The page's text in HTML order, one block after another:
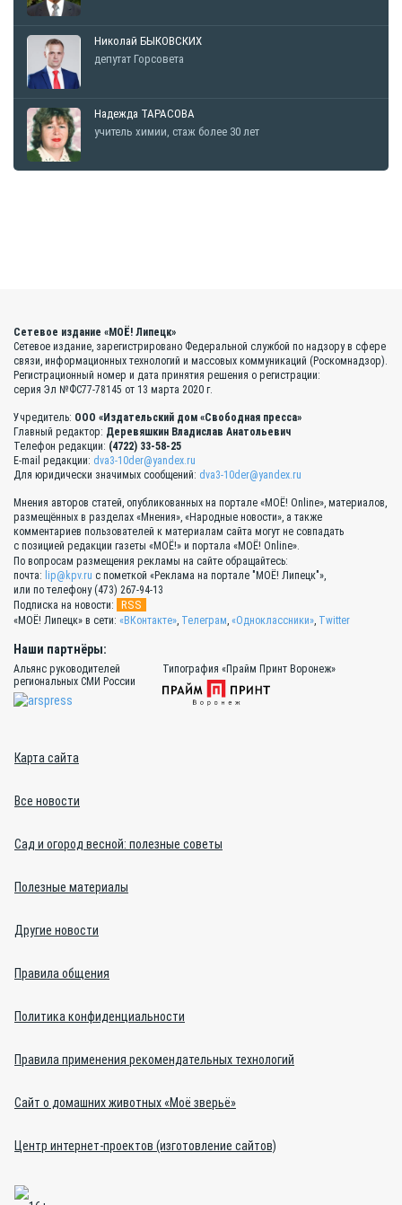
Николай БЫКОВСКИХ
депутат Горсовета
Надежда ТАРАСОВА
учитель химии, стаж более 30 лет
Сетевое издание «МОЁ! Липецк»
Сетевое издание, зарегистрировано Федеральной службой по надзору в сфере
связи, информационных технологий и массовых коммуникаций (Роскомнадзор).
Регистрационный номер и дата принятия решения о регистрации:
серия Эл №ФС77-78145 от 13 марта 2020 г.
Учредитель: ООО «Издательский дом «Свободная пресса»
Главный редактор: Деревяшкин Владислав Анатольевич
Телефон редакции: (4722) 33-58-25
E-mail редакции: dva3-10der@yandex.ru
Для юридически значимых сообщений: dva3-10der@yandex.ru
Мнения авторов статей, опубликованных на портале «МОЁ! Online», материалов,
размещённых в разделах «Мнения», «Народные новости», а также
комментариев пользователей к материалам сайта могут не совпадать
с позицией редакции газеты «МОЁ!» и портала «МОЁ! Online».
По вопросам размещения рекламы на сайте обращайтесь:
почта: lip@kpv.ru с пометкой «Реклама на портале "МОЁ! Липецк"»,
или по телефону (473) 267-94-13
Подписка на новости:
RSS
«МОЁ! Липецк» в сети: «ВКонтакте», Телеграм, «Одноклассники», Twitter
Наши партнёры:
Альянс руководителей
региональных СМИ России
Типография «Прайм Принт Воронеж»
Карта сайта
Все новости
Сад и огород весной: полезные советы
Полезные материалы
Другие новости
Правила общения
Политика конфиденциальности
Правила применения рекомендательных технологий
Сайт о домашних животных «Моё зверьё»
Центр интернет-проектов (изготовление сайтов)